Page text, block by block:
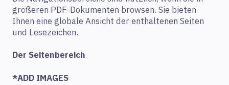
größeren PDF-Dokumenten browsen. Sie bieten
Ihnen eine globale Ansicht der enthaltenen Seiten
und Lesezeichen.
Der Seitenbereich
*ADD IMAGES